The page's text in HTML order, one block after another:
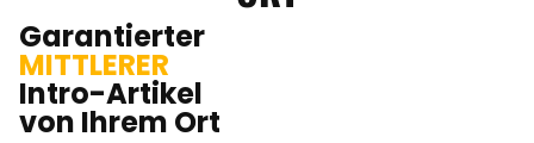
Garantierter
MITTLERER
Intro-Artikel
von Ihrem Ort